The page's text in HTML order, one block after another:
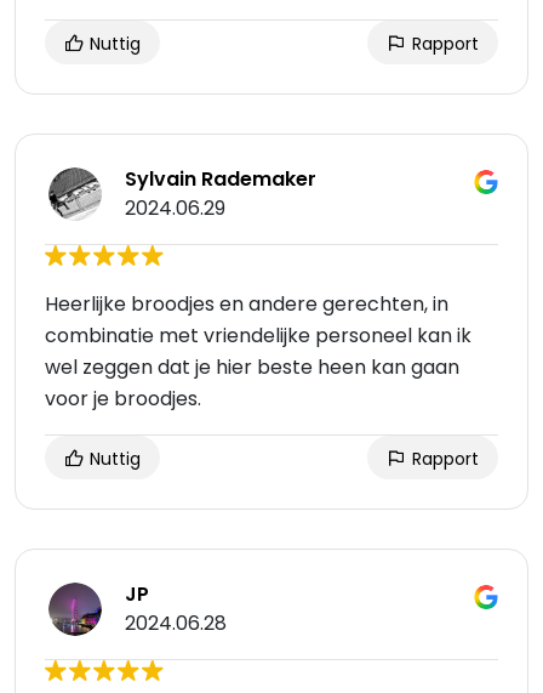
Nuttig Rapport
Sylvain Rademaker
2024.06.29
Heerlijke broodjes en andere gerechten, in
combinatie met vriendelijke personeel kan ik
wel zeggen dat je hier beste heen kan gaan
voor je broodjes.
Nuttig Rapport
JP
2024.06.28